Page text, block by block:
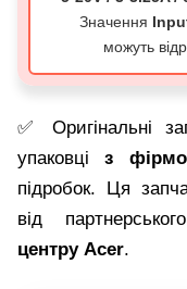
Значення
можуть
✅ Оригінальні
упаковціз
підробок. Ця
від
центру Acer.